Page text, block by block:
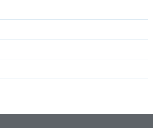
会社概要
プライバシーポリシー